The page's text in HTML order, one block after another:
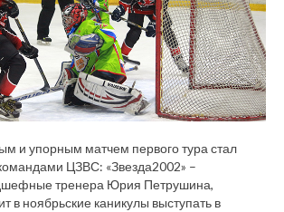
и упорным матчем первого тура стал
ЦЗВС: «Звезда2002» –
тренера Юрия Петрушина,
в ноябрьские каникулы выступать в